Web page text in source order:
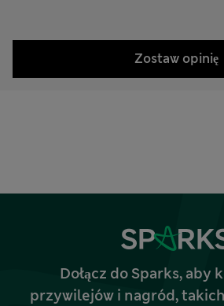
Zostaw opinię
Dołącz do Sparks, aby
przywilejów i nagród,